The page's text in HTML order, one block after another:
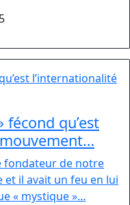
fécond qu’est
fondateur de notre
il avait un feu en lui
« mystique »…